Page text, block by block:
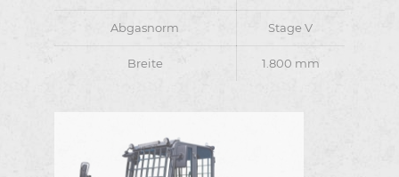
Abgasnorm Stage V
Breite 1.800 mm